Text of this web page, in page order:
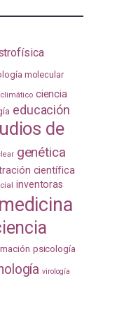
molecular
ciencia
educación
de
genética
científica
inventoras
medicina
psicología
virología